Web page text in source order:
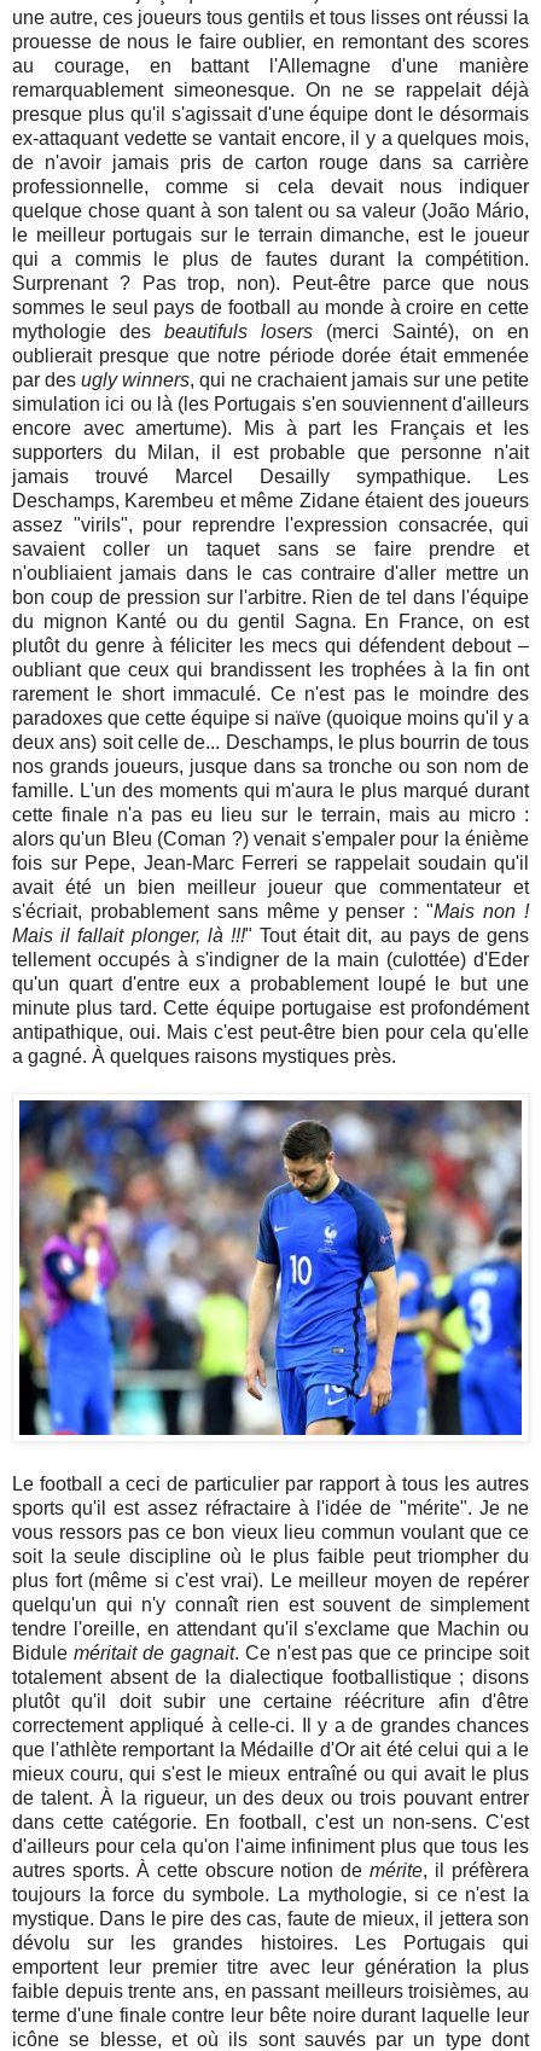
une autre, ces joueurs tous gentils et tous lisses ont réussi la
prouesse de nous le faire oublier, en remontant des scores
au courage, en battant l'Allemagne d'une manière
remarquablement simeonesque. On ne se rappelait déjà
presque plus qu'il s'agissait d'une équipe dont le désormais
ex-attaquant vedette se vantait encore, il y a quelques mois,
de n'avoir jamais pris de carton rouge dans sa carrière
professionnelle, comme si cela devait nous indiquer
quelque chose quant à son talent ou sa valeur (João Mário,
le meilleur portugais sur le terrain dimanche, est le joueur
qui a commis le plus de fautes durant la compétition.
Surprenant ? Pas trop, non). Peut-être parce que nous
sommes le seul pays de football au monde à croire en cette
mythologie des beautifuls losers (merci Sainté), on en
oublierait presque que notre période dorée était emmenée
par des ugly winners, qui ne crachaient jamais sur une petite
simulation ici ou là (les Portugais s'en souviennent d'ailleurs
encore avec amertume). Mis à part les Français et les
supporters du Milan, il est probable que personne n'ait
jamais trouvé Marcel Desailly sympathique. Les
Deschamps, Karembeu et même Zidane étaient des joueurs
assez "virils", pour reprendre l'expression consacrée, qui
savaient coller un taquet sans se faire prendre et
n'oubliaient jamais dans le cas contraire d'aller mettre un
bon coup de pression sur l'arbitre. Rien de tel dans l'équipe
du mignon Kanté ou du gentil Sagna. En France, on est
plutôt du genre à féliciter les mecs qui défendent debout –
oubliant que ceux qui brandissent les trophées à la fin ont
rarement le short immaculé. Ce n'est pas le moindre des
paradoxes que cette équipe si naïve (quoique moins qu'il y a
deux ans) soit celle de... Deschamps, le plus bourrin de tous
nos grands joueurs, jusque dans sa tronche ou son nom de
famille. L'un des moments qui m'aura le plus marqué durant
cette finale n'a pas eu lieu sur le terrain, mais au micro :
alors qu'un Bleu (Coman ?) venait s'empaler pour la énième
fois sur Pepe, Jean-Marc Ferreri se rappelait soudain qu'il
avait été un bien meilleur joueur que commentateur et
s'écriait, probablement sans même y penser : "Mais non !
Mais il fallait plonger, là !!!" Tout était dit, au pays de gens
tellement occupés à s'indigner de la main (culottée) d'Eder
qu'un quart d'entre eux a probablement loupé le but une
minute plus tard. Cette équipe portugaise est profondément
antipathique, oui. Mais c'est peut-être bien pour cela qu'elle
a gagné. À quelques raisons mystiques près.
Le football a ceci de particulier par rapport à tous les autres
sports qu'il est assez réfractaire à l'idée de "mérite". Je ne
vous ressors pas ce bon vieux lieu commun voulant que ce
soit la seule discipline où le plus faible peut triompher du
plus fort (même si c'est vrai). Le meilleur moyen de repérer
quelqu'un qui n'y connaît rien est souvent de simplement
tendre l'oreille, en attendant qu'il s'exclame que Machin ou
Bidule méritait de gagnait. Ce n'est pas que ce principe soit
totalement absent de la dialectique footballistique ; disons
plutôt qu'il doit subir une certaine réécriture afin d'être
correctement appliqué à celle-ci. Il y a de grandes chances
que l'athlète remportant la Médaille d'Or ait été celui qui a le
mieux couru, qui s'est le mieux entraîné ou qui avait le plus
de talent. À la rigueur, un des deux ou trois pouvant entrer
dans cette catégorie. En football, c'est un non-sens. C'est
d'ailleurs pour cela qu'on l'aime infiniment plus que tous les
autres sports. À cette obscure notion demérite, il préfèrera
toujours la force du symbole. La mythologie, si ce n'est la
mystique. Dans le pire des cas, faute de mieux, il jettera son
dévolu sur les grandes histoires. Les Portugais qui
emportent leur premier titre avec leur génération la plus
faible depuis trente ans, en passant meilleurs troisièmes, au
terme d'une finale contre leur bête noire durant laquelle leur
icône se blesse, et où ils sont sauvés par un type dont